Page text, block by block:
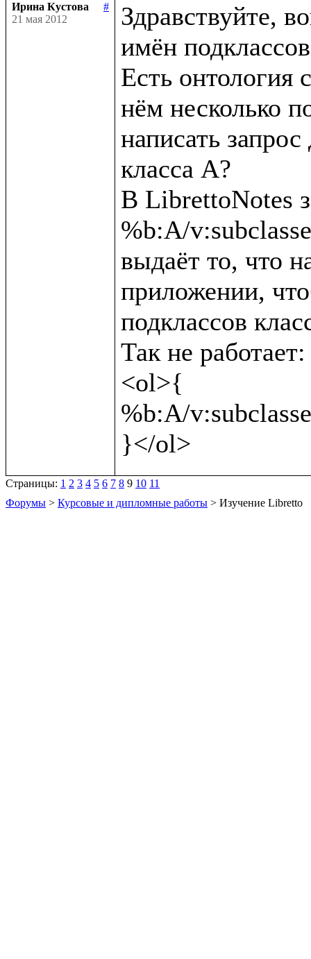
Ирина Кустова
#
21 мая 2012
Здравствуйте,
имён
Есть онтология
нём несколько
написать
класса А?
В LibrettoNotes
%b:A/
выдаёт то, что
приложении,
подклассов
Так не работает:
<ol>{
%b:A/
Страницы: 1 2 3 4 5 6 7 8 9 10 11
Форумы > Курсовые и дипломные работы > Изучение Libretto